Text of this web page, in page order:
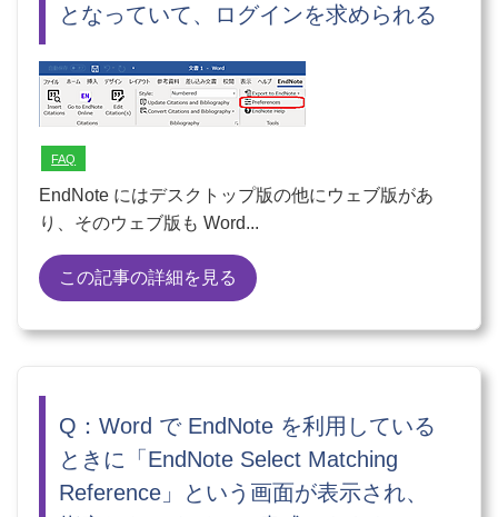
となっていて、ログインを求められる
FAQ
EndNote にはデスクトップ版の他にウェブ版があ
り、そのウェブ版も Word...
この記事の詳細を見る
Q：Word で EndNote を利用している
ときに「EndNote Select Matching
Reference」という画面が表示され、